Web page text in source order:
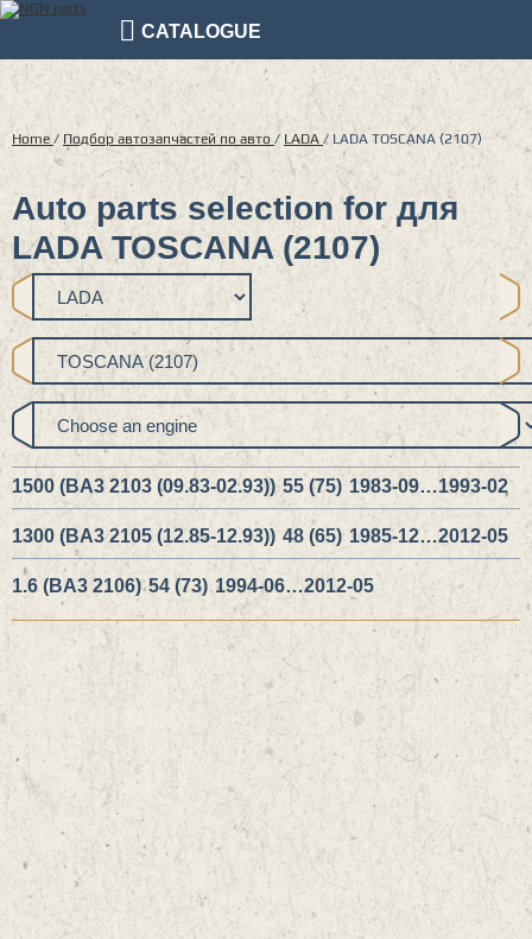
CATALOGUE
Home / Подбор автозапчастей по авто / LADA / LADA TOSCANA (2107)
Auto parts selection for для
LADA TOSCANA (2107)
1500 (BA3 2103 (09.83-02.93)) 55 (75) 1983-09…1993-02
1300 (BA3 2105 (12.85-12.93)) 48 (65) 1985-12…2012-05
1.6 (BA3 2106) 54 (73) 1994-06…2012-05